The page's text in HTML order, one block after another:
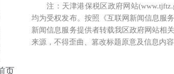
页
注：天津港保税区政府网站
均为受权发布。按照《互联网新闻信息服
新闻信息服务提供者转载我区政府网站相
来源，不得歪曲、篡改标题原意及信息内容